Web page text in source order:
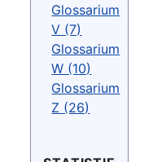
Glossarium
V (7)
Glossarium
W (10)
Glossarium
Z (26)